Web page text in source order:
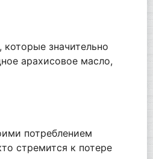
значительно
арахисовое масло,
потреблением
стремится к потере